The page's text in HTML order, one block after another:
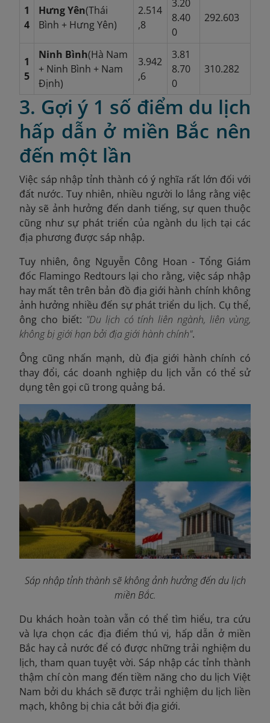
1
4
Hưng Yên(Thái
Bình + Hưng Yên)
2.514
,8
3.20
8.40
0
292.603
1
5
Ninh Bình(Hà Nam
+ Ninh Bình + Nam
Định)
3.942
,6
3.81
8.70
0
310.282
3. Gợi ý 1 số điểm du lịch
hấp dẫn ở miền Bắc nên
đến một lần
Việc sáp nhập tỉnh thành có ý nghĩa rất lớn đối với
đất nước. Tuy nhiên, nhiều người lo lắng rằng việc
này sẽ ảnh hưởng đến danh tiếng, sự quen thuộc
cũng như sự phát triển của ngành du lịch tại các
địa phương được sáp nhập.
Tuy nhiên, ông Nguyễn Công Hoan - Tổng Giám
đốc Flamingo Redtours lại cho rằng, việc sáp nhập
hay mất tên trên bản đồ địa giới hành chính không
ảnh hưởng nhiều đến sự phát triển du lịch. Cụ thể,
ông cho biết: "Du lịch có tính liên ngành, liên vùng,
không bị giới hạn bởi địa giới hành chính".
Ông cũng nhấn mạnh, dù địa giới hành chính có
thay đổi, các doanh nghiệp du lịch vẫn có thể sử
dụng tên gọi cũ trong quảng bá.
Sáp nhập tỉnh thành sẽ không ảnh hưởng đến du lịch
miền Bắc.
Du khách hoàn toàn vẫn có thể tìm hiểu, tra cứu
và lựa chọn các địa điểm thú vị, hấp dẫn ở miền
Bắc hay cả nước để có được những trải nghiệm du
lịch, tham quan tuyệt vời. Sáp nhập các tỉnh thành
thậm chí còn mang đến tiềm năng cho du lịch Việt
Nam bởi du khách sẽ được trải nghiệm du lịch liền
mạch, không bị chia cắt bởi địa giới.